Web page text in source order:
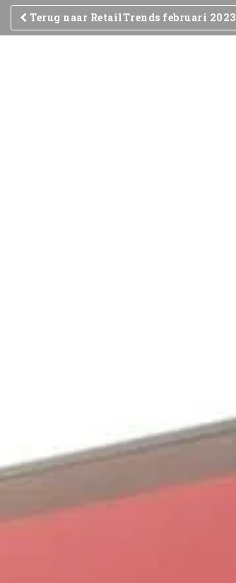
Terug naar RetailTrends februari 2023